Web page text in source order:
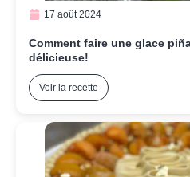
17 août 2024
Comment faire une glace
délicieuse!
Voir la recette